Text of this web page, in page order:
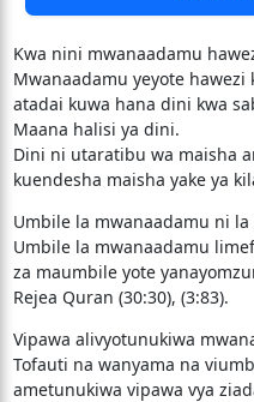
Kwa nini mwanaadamu
Mwanaadamu yeyote
atadai kuwa hana dini kwa
Maana halisi ya dini.
Dini ni utaratibu wa maisha
kuendesha maisha yake ya
Umbile la mwanaadamu ni
Umbile la mwanaadamu
za maumbile yote
Rejea Quran (30:30), (3:83).
Vipawa alivyotunukiwa
Tofauti na wanyama na
ametunukiwa vipawa vya